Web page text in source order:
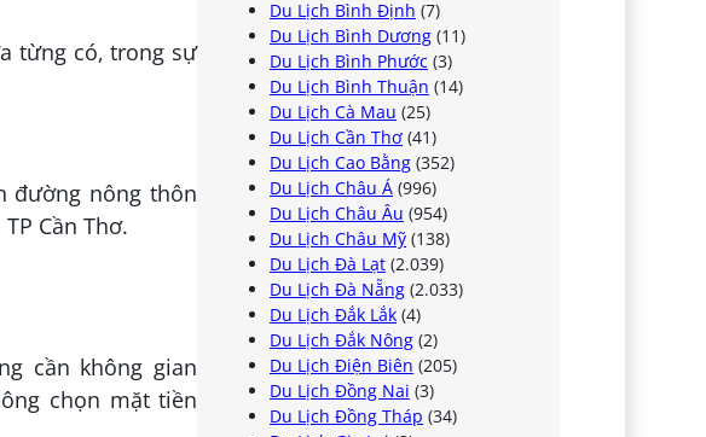
từng có, trong sự
đường nông thôn
Cần Thơ.
cần không gian
chọn mặt tiền
Du Lịch Bình Định (7)
Du Lịch Bình Dương (11)
Du Lịch Bình Phước (3)
Du Lịch Bình Thuận (14)
Du Lịch Cà Mau (25)
Du Lịch Cần Thơ (41)
Du Lịch Cao Bằng (352)
Du Lịch Châu Á (996)
Du Lịch Châu Âu (954)
Du Lịch Châu Mỹ (138)
Du Lịch Đà Lạt (2.039)
Du Lịch Đà Nẵng (2.033)
Du Lịch Đắk Lắk (4)
Du Lịch Đắk Nông (2)
Du Lịch Điện Biên (205)
Du Lịch Đồng Nai (3)
Du Lịch Đồng Tháp (34)